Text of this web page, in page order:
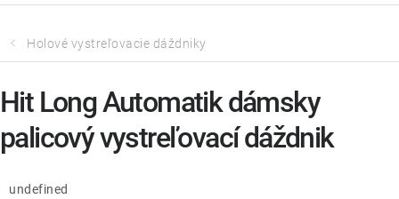
Polstre a sedáky
Stoly
Holové vystreľovacie dáždniky
undefined
Hit Long Automatik dámsky
palicový vystreľovací dáždnik